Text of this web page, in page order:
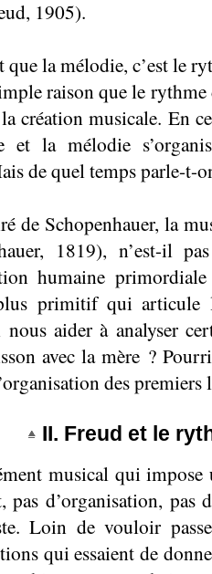
1905).
que la mélodie, c’est le
raison que le
création musicale. En
et la mélodie
de quel temps parle-t-
de Schopenhauer, la
1819), n’est-il
humaine
primitif qui articule
aider à analyser
avec la mère ?
des
II. Freud et le
musical qui impose
pas d’organisation,
Loin de vouloir
qui essaient de